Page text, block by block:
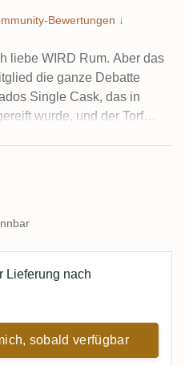
Bewertungen ↓
liebe WIRD Rum. Aber das
die ganze Debatte
Single Cask, das in
wurde, und der Torf
Sherry türmen sich auf,
gut eingebunden. Ein
Lieferung nach
sobald verfügbar